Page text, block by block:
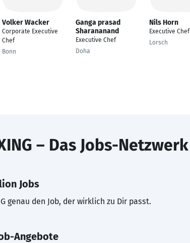
Volker Wacker
Corporate Executive
Chef
Bonn
Ganga prasad
Sharananand
Executive Chef
Doha
Nils Horn
Executive Chef
Lorsch
– Das Jobs-Netzwerk
Jobs
genau den Job, der wirklich zu Dir passt.
Angebote